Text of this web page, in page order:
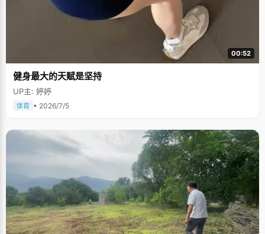
00:52
健身最大的天赋是坚持
UP主: 婷婷
体育 • 2026/7/5